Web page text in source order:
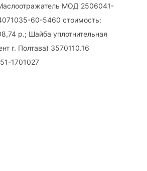
МОД 2506041-
60-5460 стоимость:
р.; Шайба уплотнительная
г. Полтава) 3570110.16
1701027